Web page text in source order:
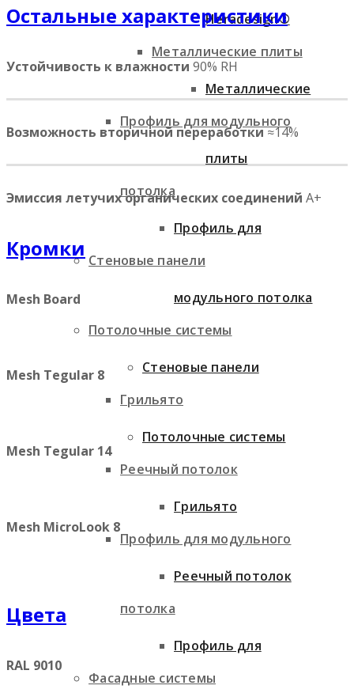
Металлические плиты
Профиль для модульного
потолка
Стеновые панели
Потолочные системы
Грильято
Реечный потолок
Профиль для модульного
потолка
Фасадные системы
Heradesign®
Металлические
плиты
Профиль для
модульного потолка
Стеновые панели
Потолочные системы
Грильято
Реечный потолок
Профиль для
Остальные характеристики
Устойчивость к влажности 90% RH
Возможность вторичной переработки≈14%
Эмиссия летучих органических соединений A+
Кромки
Mesh Board
Mesh Tegular 8
Mesh Tegular 14
Mesh MicroLook 8
Цвета
RAL 9010